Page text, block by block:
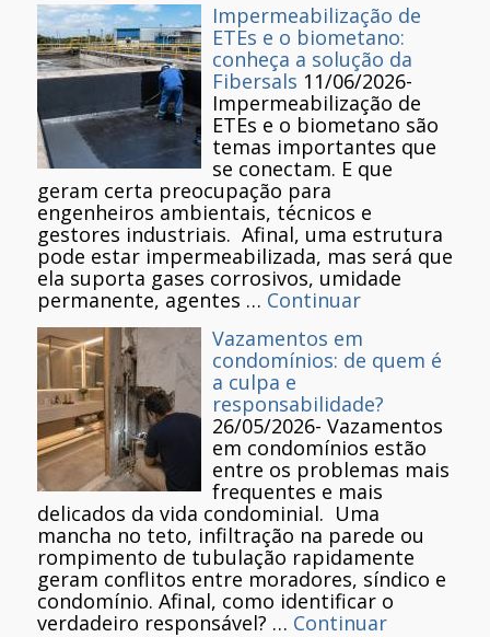
Impermeabilização de
ETEs e o biometano:
conheça a solução da
Fibersals 11/06/2026-
Impermeabilização de
ETEs e o biometano são
temas importantes que
se conectam. E que
geram certa preocupação para
engenheiros ambientais, técnicos e
gestores industriais. Afinal, uma estrutura
pode estar impermeabilizada, mas será que
ela suporta gases corrosivos, umidade
permanente, agentes … Continuar
Vazamentos em
condomínios: de quem é
a culpa e
responsabilidade?
26/05/2026- Vazamentos
em condomínios estão
entre os problemas mais
frequentes e mais
delicados da vida condominial. Uma
mancha no teto, infiltração na parede ou
rompimento de tubulação rapidamente
geram conflitos entre moradores, síndico e
condomínio. Afinal, como identificar o
verdadeiro responsável? … Continuar